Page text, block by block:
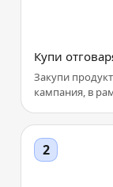
Купи
Закупи
кампания, в